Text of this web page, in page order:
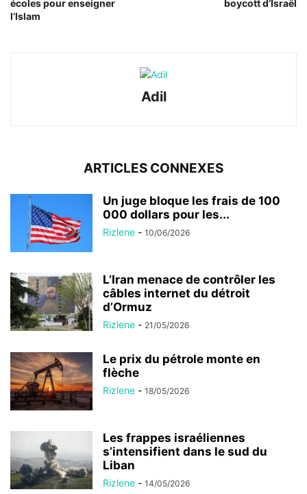
écoles pour enseigner
l’Islam
boycott d’Israël
Adil
ARTICLES CONNEXES
Un juge bloque les frais de 100
000 dollars pour les...
Rizlene - 10/06/2026
L’Iran menace de contrôler les
câbles internet du détroit
d’Ormuz
Rizlene - 21/05/2026
Le prix du pétrole monte en
flèche
Rizlene - 18/05/2026
Les frappes israéliennes
s’intensifient dans le sud du
Liban
Rizlene - 14/05/2026